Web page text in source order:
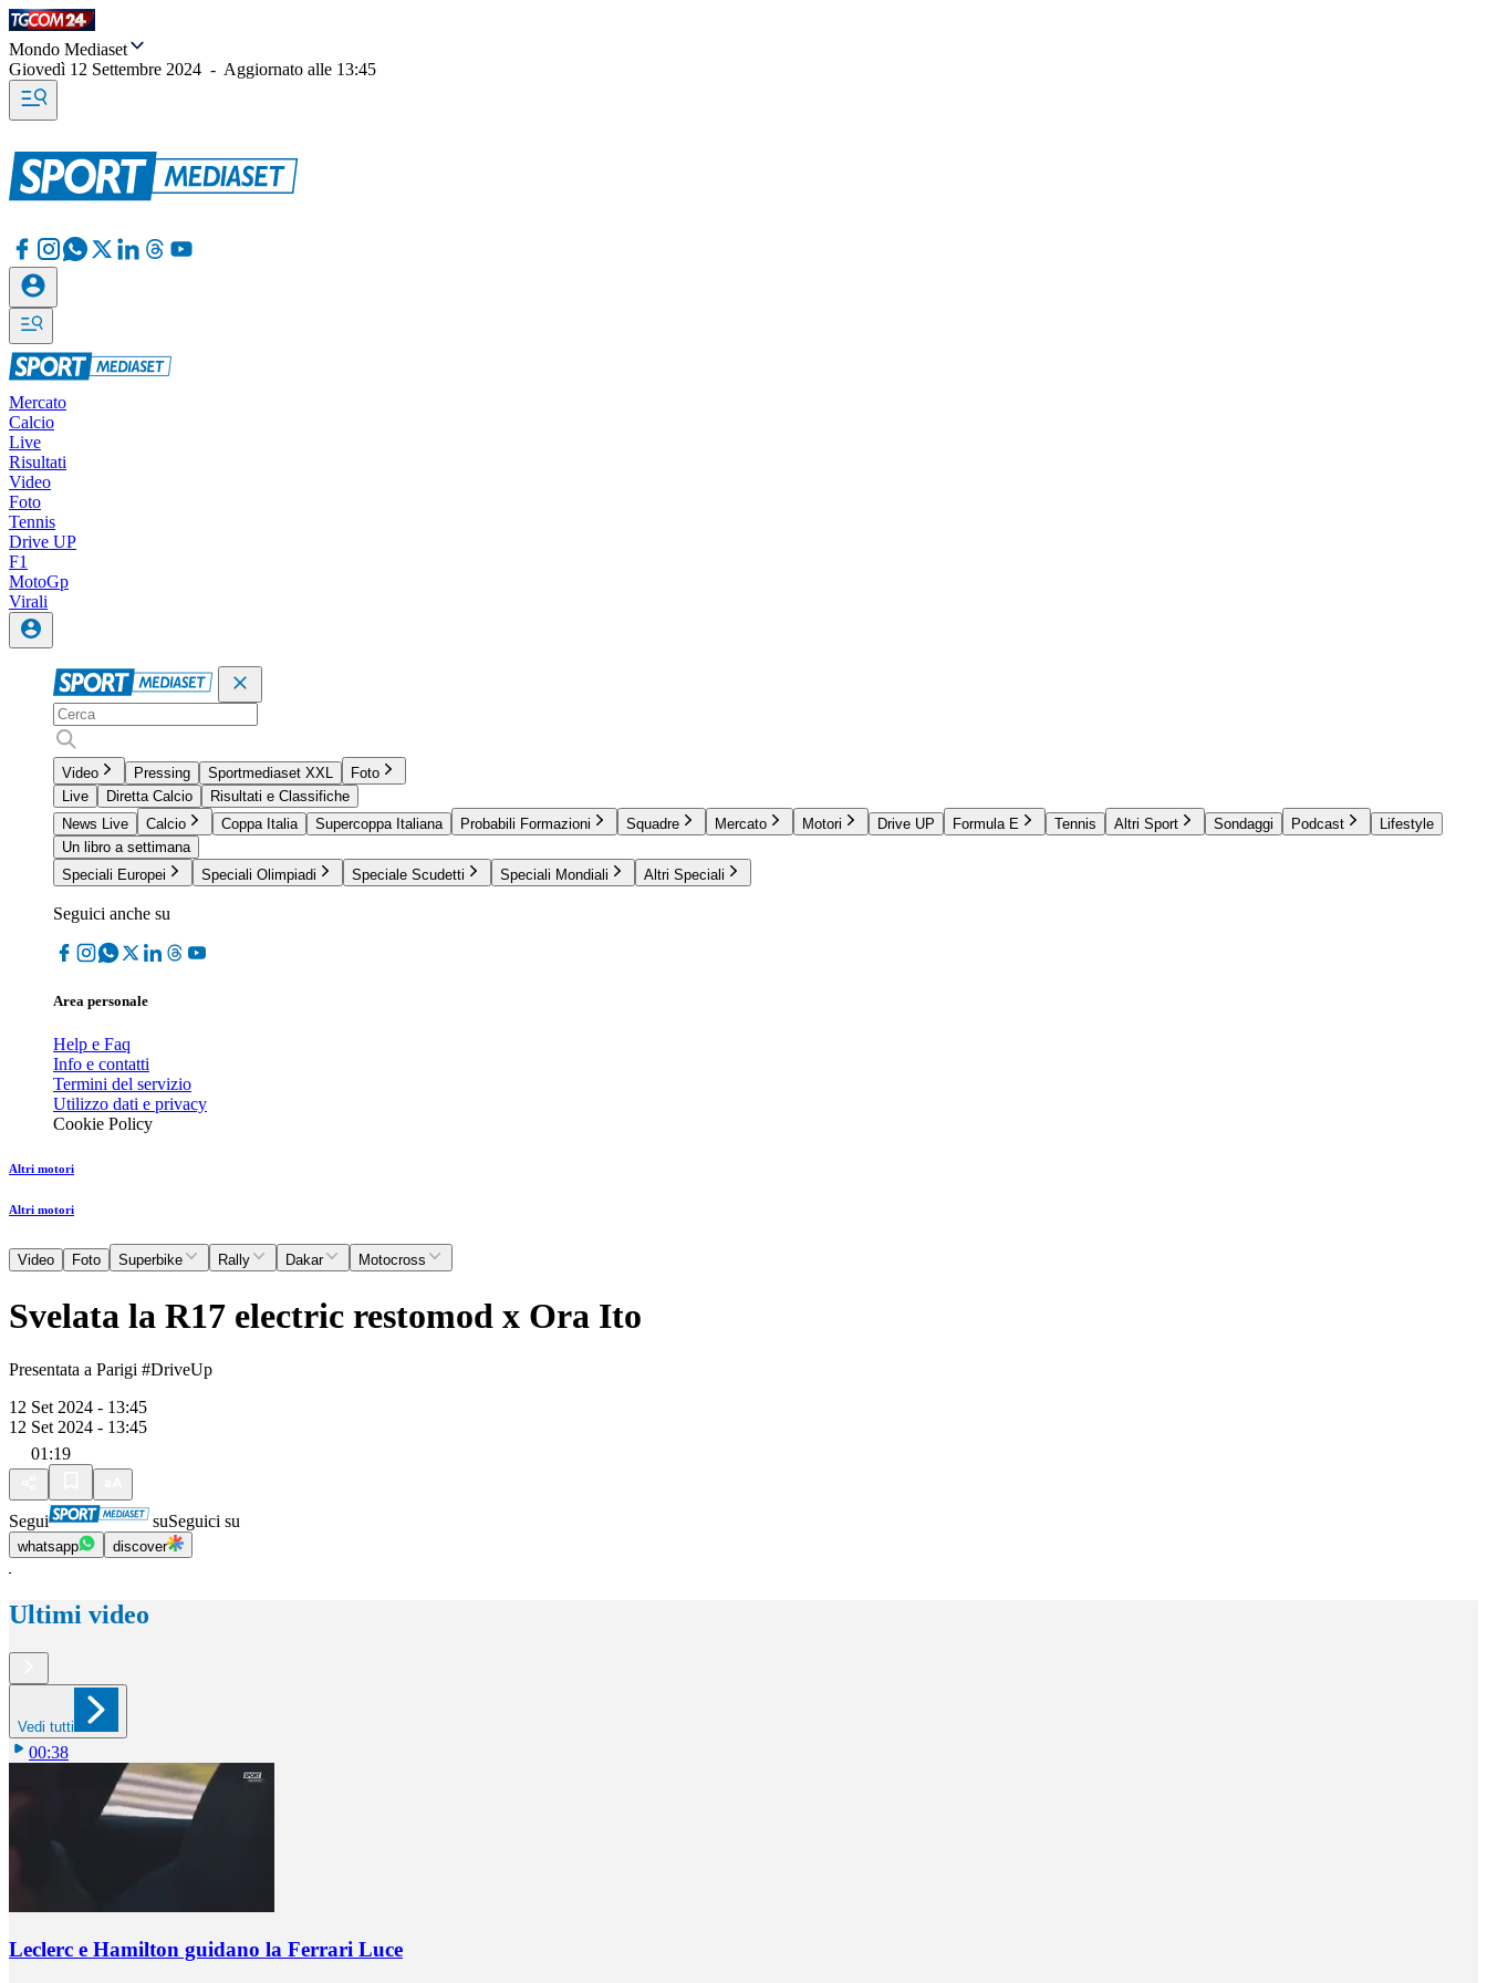
Mondo Mediaset
Giovedì 12 Settembre 2024 - Aggiornato alle 13:45
Mercato
Calcio
Live
Risultati
Video
Foto
Tennis
Drive UP
F1
MotoGp
Virali
Video Pressing Sportmediaset XXL
Foto
Live
Diretta Calcio
Risultati e Classifiche
News Live
Calcio Coppa Italia Supercoppa Italiana Probabili Formazioni Squadre Mercato Motori Drive UP Formula E Tennis Altri Sport Sondaggi Podcast
Lifestyle
Un libro a settimana
Speciali Europei
Speciali Olimpiadi Speciale Scudetti Speciali Mondiali Altri Speciali
Seguici anche su
Area personale
Help e Faq
Info e contatti
Termini del servizio
Utilizzo dati e privacy
Cookie Policy
Altri motori
Altri motori
Video Foto Superbike Rally Dakar Motocross
Svelata la R17 electric restomod x Ora Ito
Presentata a Parigi #DriveUp
12 Set 2024 - 13:45
12 Set 2024 - 13:45
01:19
Segui suSeguici su
whatsapp discover
Ultimi video
Vedi tutti
00:38
Leclerc e Hamilton guidano la Ferrari Luce